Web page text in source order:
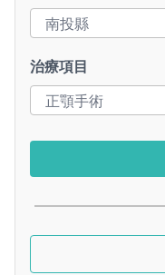
治療項目